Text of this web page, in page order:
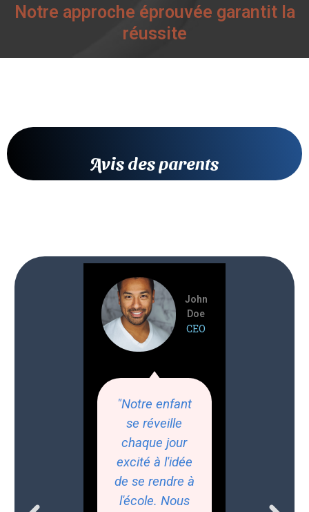
Notre approche éprouvée garantit la
réussite
Avis des parents
"Notre enfant
se réveille
chaque jour
excité à l'idée
de se rendre à
l'école. Nous
John
Doe
CEO